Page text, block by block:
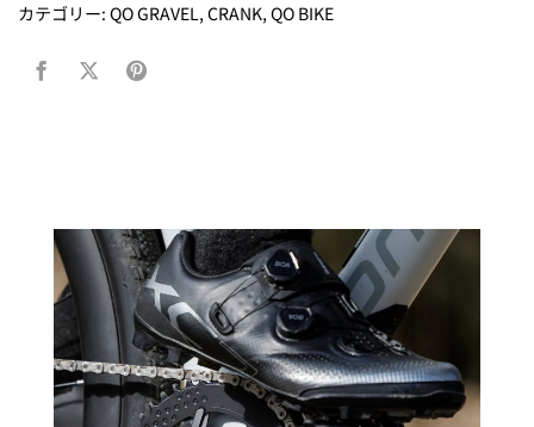
カテゴリー: QO GRAVEL, CRANK, QO BIKE